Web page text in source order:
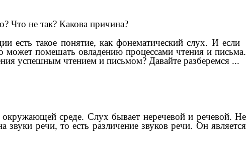
Что не так? Какова причина?
есть такое понятие, как фонематический слух. И если
помешать овладению процессами чтения и письма.
успешным чтением и письмом? Давайте разберемся ...
среде. Слух бывает неречевой и речевой. Не
речи, то есть различение звуков речи. Он является